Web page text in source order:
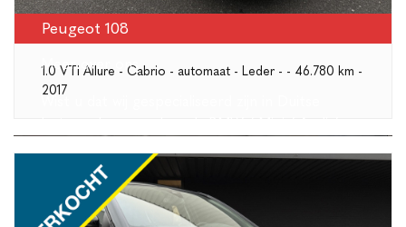
Peugeot 108
1.0 VTi Allure - Cabrio - automaat - Leder - - 46.780 km -
2017
Meer over ons
LEES MEER